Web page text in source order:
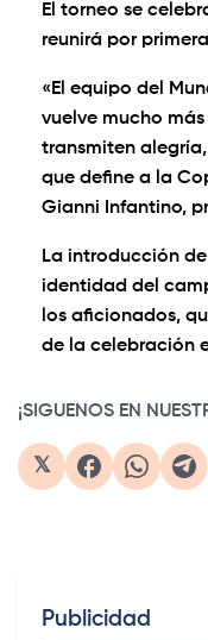
El torneo se
reunirá por
«El equipo del
vuelve mucho
transmiten
que define a la
Gianni Infantino,
La introducción
identidad del
los aficionados,
de la celebración
¡SIGUENOS EN
𝕏
Publicidad